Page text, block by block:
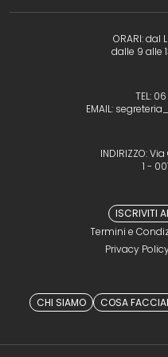
ORARI: dal
dalle 9 alle
TEL:
EMAIL:
INDIRIZZO:
1 -
ISCRIVITI
Termini e
Privacy
CHI SIAMO COSA